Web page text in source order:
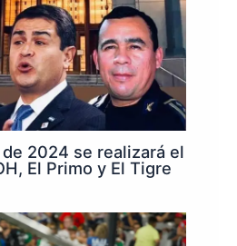
2024 se realizará el
El Primo y El Tigre